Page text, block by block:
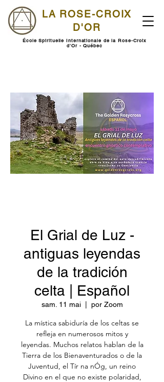
LA ROSE-CROIX
D'OR
École Spirituelle Internationale de la Rose-Croix
d'Or - Québec
El Grial de Luz -
antiguas leyendas
de la tradición
celta | Español
sam. 11 mai
  |
por Zoom
La mística sabiduría de los celtas se
refleja en numerosos mitos y
leyendas. Muchos relatos hablan de la
Tierra de los Bienaventurados o de la
Juventud, el Tír na nÓg, un reino
Divino en el que no existe polaridad,